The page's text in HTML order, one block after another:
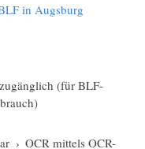
in Augsburg
(für BLF-
› OCR mittels OCR-